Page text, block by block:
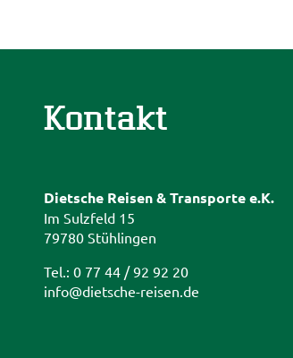
Kontakt
Dietsche Reisen & Transporte e.K.
Im Sulzfeld 15
79780 Stühlingen
Tel.: 0 77 44 / 92 92 20
info@dietsche-reisen.de